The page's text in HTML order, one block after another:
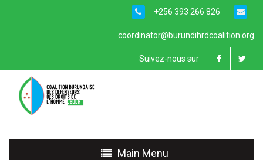
+256 393 266 826
coordinator@burundihrdcoalition.org
Suivez-nous sur
Main Menu